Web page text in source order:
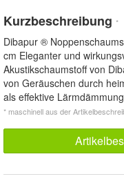
Kurzbeschreibung *
Dibapur ®
cm Eleganter und
Akustikschaumstoff von
von Geräuschen durch
als effektive
* maschinell aus der